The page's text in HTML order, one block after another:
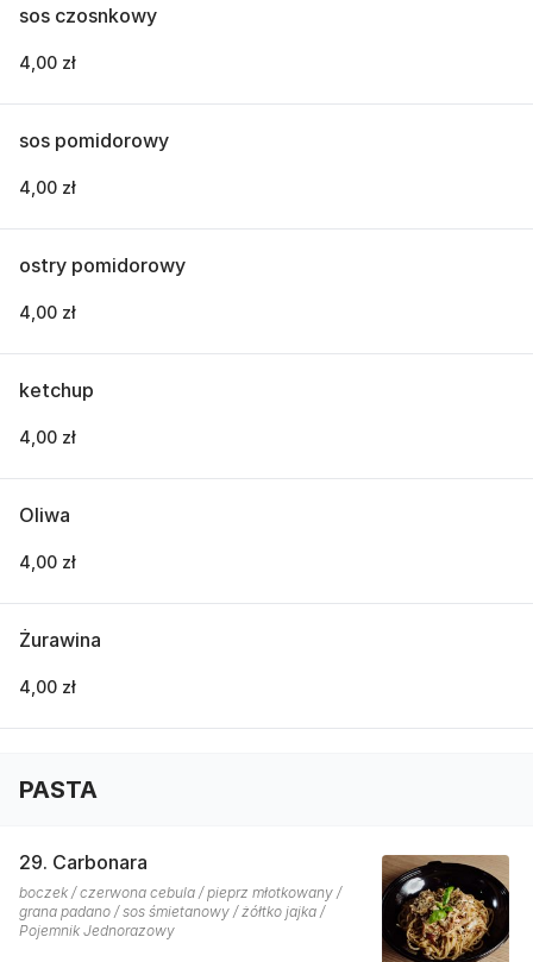
sos czosnkowy
4,00 zł
sos pomidorowy
4,00 zł
ostry pomidorowy
4,00 zł
ketchup
4,00 zł
Oliwa
4,00 zł
Żurawina
4,00 zł
PASTA
29. Carbonara
boczek / czerwona cebula / pieprz młotkowany /
grana padano / sos śmietanowy / żółtko jajka /
Pojemnik Jednorazowy